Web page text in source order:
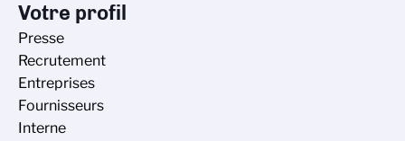
Votre profil
Presse
Recrutement
Entreprises
Fournisseurs
Interne